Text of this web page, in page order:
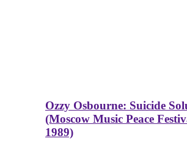
Ozzy Osbourne: Suicide
(Moscow Music Peace
1989)